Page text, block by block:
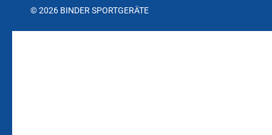
© 2026 BINDER SPORTGERÄTE